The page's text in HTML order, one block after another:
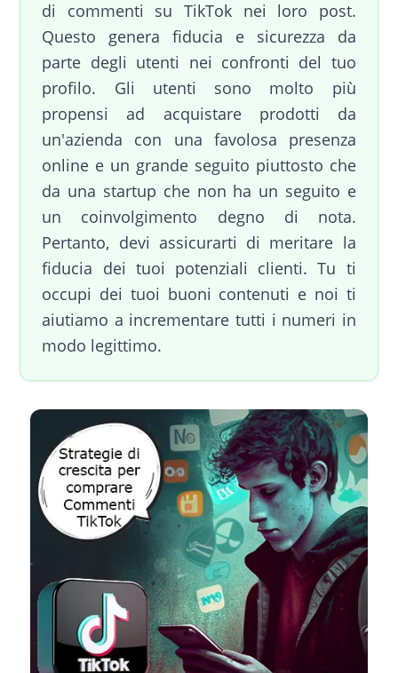
di commenti su TikTok nei loro post.
Questo genera fiducia e sicurezza da
parte degli utenti nei confronti del tuo
profilo. Gli utenti sono molto più
propensi ad acquistare prodotti da
un'azienda con una favolosa presenza
online e un grande seguito piuttosto che
da una startup che non ha un seguito e
un coinvolgimento degno di nota.
Pertanto, devi assicurarti di meritare la
fiducia dei tuoi potenziali clienti. Tu ti
occupi dei tuoi buoni contenuti e noi ti
aiutiamo a incrementare tutti i numeri in
modo legittimo.